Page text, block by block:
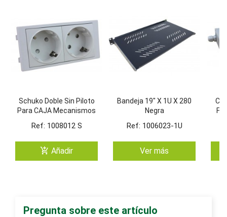
Schuko Doble Sin Piloto
Para CAJA Mecanismos
Ref: 1008012 S
add_shopping_cart Añadir
Bandeja 19" X 1U X 280
Negra
Ref: 1006023-1U
Ver más
Pregunta sobre este artículo